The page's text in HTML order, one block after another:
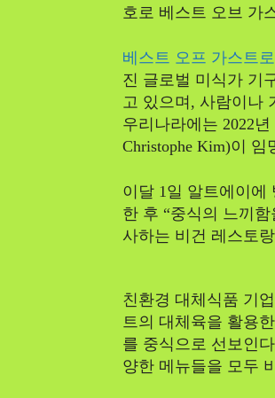
호로 베스트 오브 가
베스트 오프 가스트
진 글로벌 미식가 기
고 있으며, 사람이나
우리나라에는 2022
Christophe Kim)이
이달 1일 알트에이에
한 후 “중식의 느끼
사하는 비건 레스토
친환경 대체식품 기
트의 대체육을 활용
를 중식으로 선보인
양한 메뉴들을 모두